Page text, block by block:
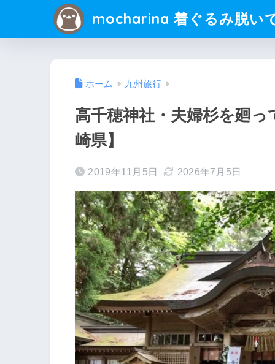
mocharina 着ぐるみ脱い
ホーム 九州旅行
高千穂神社・夫婦杉を廻
崎県】
2019年11月5日 2026年7月5日